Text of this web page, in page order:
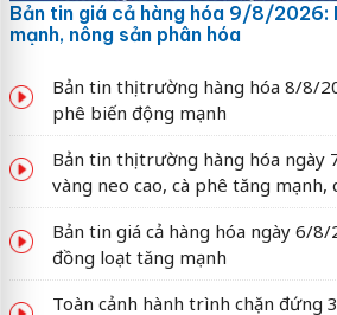
Bản tin giá cả hàng hóa 9/8/2026:
mạnh, nông sản phân hóa
Bản tin thị trường hàng hóa 8/8/
phê biến động mạnh
Bản tin thị trường hàng hóa ngày
vàng neo cao, cà phê tăng
Bản tin giá cả hàng hóa ngày 6/8/
đồng loạt tăng mạnh
Toàn cảnh hành trình chặn đứng